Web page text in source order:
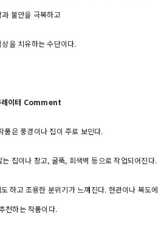
과 불안을 극복하고
상을 치유하는 수단이다.
레이터 Comment
품은 풍경이나 집이 주로 보인다.
집이나 창고, 굴뚝, 회색벽 등으로 작업되어진다.
하고 조용한 분위기가 느껴진다. 현관이나 복도에
천하는 작품이다.